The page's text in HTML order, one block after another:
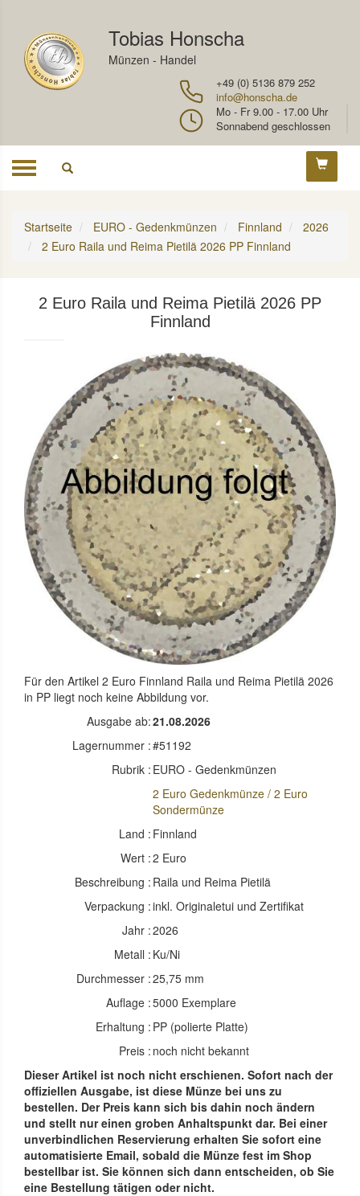
Tobias Honscha
Münzen - Handel
+49 (0) 5136 879 252
info@honscha.de
Mo - Fr 9.00 - 17.00 Uhr
Sonnabend geschlossen
Toggle
Startseite EURO - Gedenkmünzen Finnland
2026
2 Euro Raila und Reima Pietilä 2026 PP Finnland
2 Euro Raila und Reima Pietilä 2026 PP
Finnland
Für den Artikel 2 Euro Finnland Raila und Reima Pietilä 2026
in PP liegt noch keine Abbildung vor.
Ausgabe ab:21.08.2026
Lagernummer :#51192
Rubrik : EURO - Gedenkmünzen
2 Euro Gedenkmünze / 2 Euro
Sondermünze
Land : Finnland
Wert :2 Euro
Beschreibung : Raila und Reima Pietilä
Verpackung :inkl. Originaletui und Zertifikat
Jahr :2026
Metall : Ku/Ni
Durchmesser :25,75 mm
Auflage :5000 Exemplare
Erhaltung : PP (polierte Platte)
Preis : noch nicht bekannt
Dieser Artikel ist noch nicht erschienen. Sofort nach der
offiziellen Ausgabe, ist diese Münze bei uns zu
bestellen. Der Preis kann sich bis dahin noch ändern
und stellt nur einen groben Anhaltspunkt dar. Bei einer
unverbindlichen Reservierung erhalten Sie sofort eine
automatisierte Email, sobald die Münze fest im Shop
bestellbar ist. Sie können sich dann entscheiden, ob Sie
eine Bestellung tätigen oder nicht.